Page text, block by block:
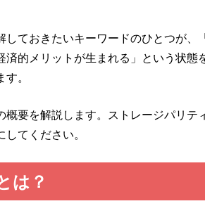
ておきたいキーワードのひとつが、
済的メリットが生まれる」という状
。
要を解説します。ストレージパリテ
てください。
は？